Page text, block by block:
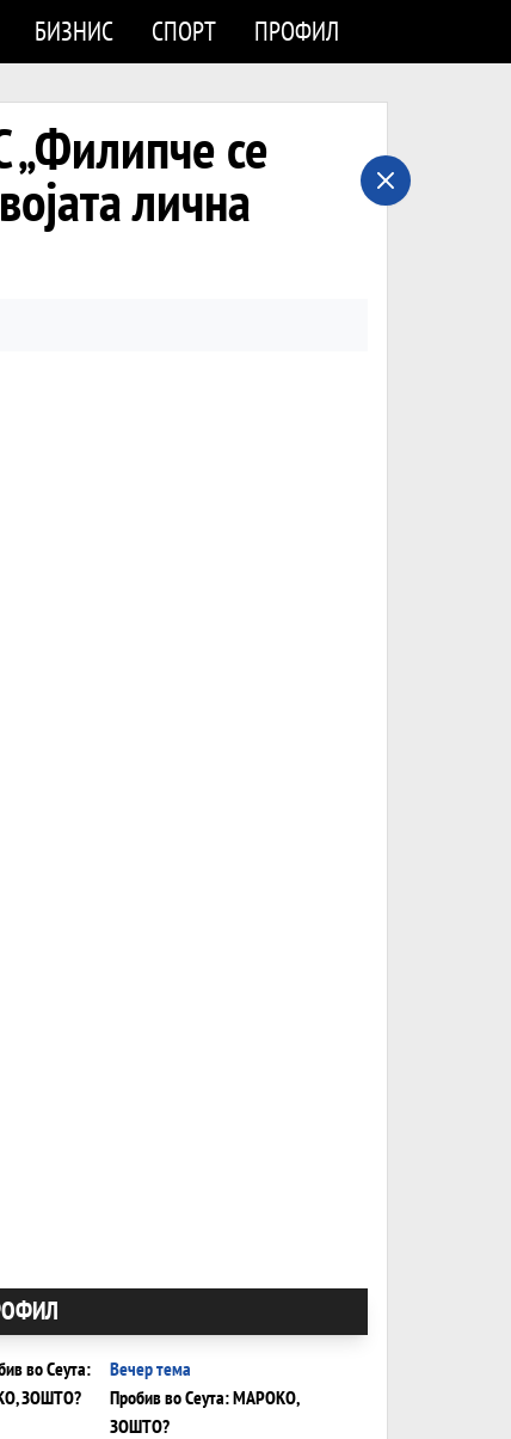
БИЗНИС СПОРТ ПРОФИЛ
се
лична
Вечер тема
Пробив во Сеута: МАРОКО,
ЗОШТО?